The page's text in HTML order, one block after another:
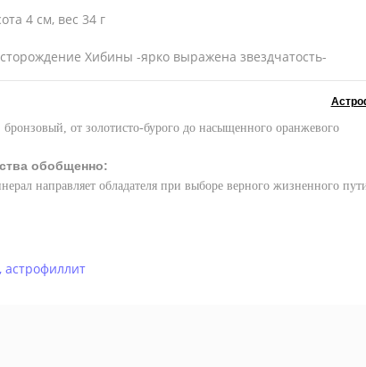
4 см, вес 34 г
Хибины -ярко выражена звездчатость-
бронзовый, от золотисто-бурого до насыщенного оранжевого
обобщенно:
направляет обладателя при выборе верного жизненного
, астрофиллит